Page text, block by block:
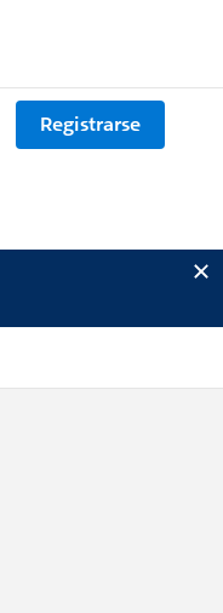
Registrarse